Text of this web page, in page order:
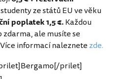
ze států EU ve věku
poplatek 1,5 €.Každou
ale musíte se
informací naleznete zde.
prilet]